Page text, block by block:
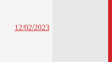
12/02/2023